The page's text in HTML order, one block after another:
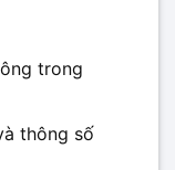
trong
thông số